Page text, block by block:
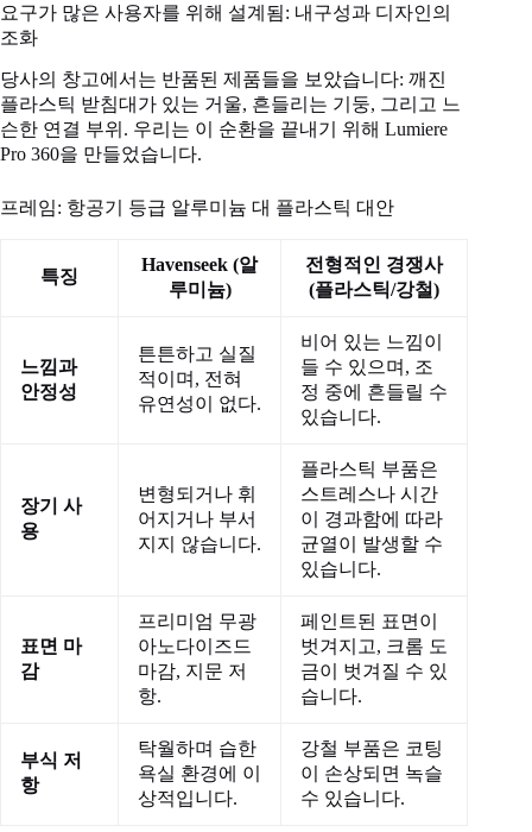
요구가 많은 사용자를 위해 설계됨: 내구성과 디자인의
조화
당사의 창고에서는 반품된 제품들을 보았습니다: 깨진
플라스틱 받침대가 있는 거울, 흔들리는 기둥, 그리고 느
슨한 연결 부위. 우리는 이 순환을 끝내기 위해 Lumiere
Pro 360을 만들었습니다.
프레임: 항공기 등급 알루미늄 대 플라스틱 대안
특징
Havenseek (알
루미늄)
전형적인 경쟁사
(플라스틱/강철)
느낌과
안정성
튼튼하고 실질
적이며, 전혀
유연성이 없다.
비어 있는 느낌이
들 수 있으며, 조
정 중에 흔들릴 수
있습니다.
장기 사
용
변형되거나 휘
어지거나 부서
지지 않습니다.
플라스틱 부품은
스트레스나 시간
이 경과함에 따라
균열이 발생할 수
있습니다.
표면 마
감
프리미엄 무광
아노다이즈드
마감, 지문 저
항.
페인트된 표면이
벗겨지고, 크롬 도
금이 벗겨질 수 있
습니다.
부식 저
항
탁월하며 습한
욕실 환경에 이
상적입니다.
강철 부품은 코팅
이 손상되면 녹슬
수 있습니다.